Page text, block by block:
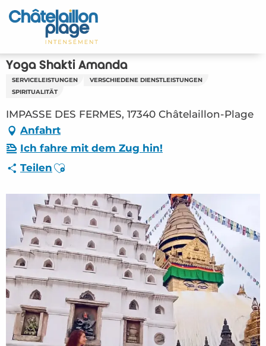
Aller
au
principal
Startseite - DE
Entdecken Sie
Aktivitäten
Zu leben
Treffpunkt
Ihr Aufenthalt - DE
ORG – Yoga Shakti Amanda (Châtelaillon-
Plage) #3295900
Yoga Shakti Amanda
SERVICELEISTUNGEN
VERSCHIEDENE DIENSTLEISTUNGEN
SPIRITUALITÄT
IMPASSE DES FERMES, 17340 Châtelaillon-Plage
Anfahrt
Ich fahre mit dem Zug hin!
Teilen Ajouter aux favoris